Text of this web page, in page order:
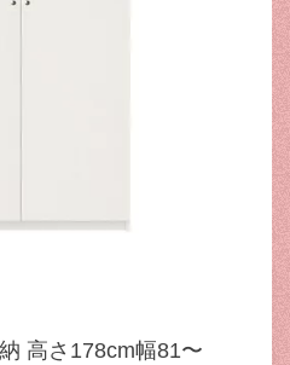
高さ178cm幅81〜